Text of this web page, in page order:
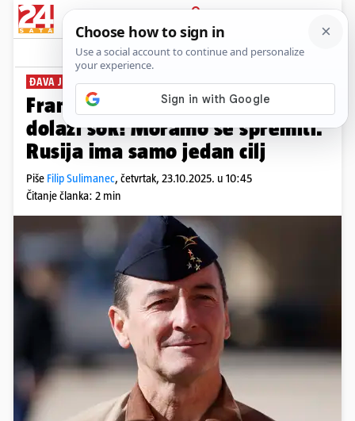
PRIJAVA
News Komentari
ĐAVA JE STRAJ
Francuski general: Uskoro
dolazi šok! Moramo se spremiti.
Rusija ima samo jedan cilj
Piše Filip Sulimanec, četvrtak, 23.10.2025. u 10:45
Čitanje članka: 2 min